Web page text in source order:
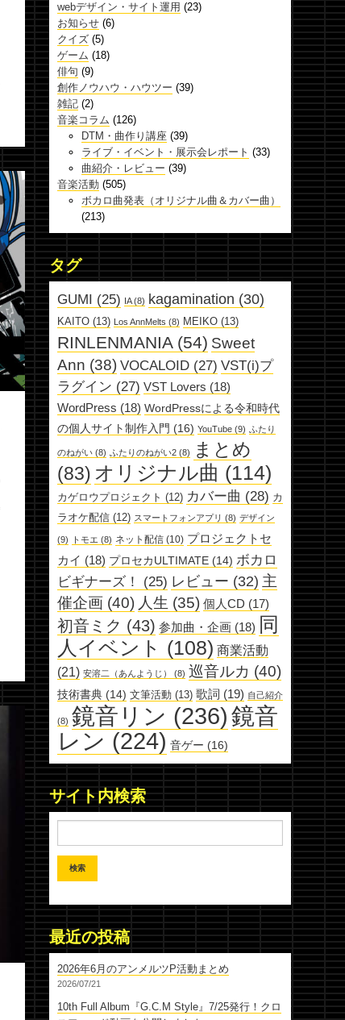
webデザイン・サイト運用 (23)
お知らせ (6)
クイズ (5)
ゲーム (18)
俳句 (9)
創作ノウハウ・ハウツー (39)
雑記 (2)
音楽コラム (126)
DTM・曲作り講座 (39)
ライブ・イベント・展示会レポート (33)
曲紹介・レビュー (39)
音楽活動 (505)
ボカロ曲発表（オリジナル曲＆カバー曲）
(213)
タグ
GUMI (25) IA(8) kagamination (30)
KAITO (13) Los AnnMelts (8) MEIKO (13)
RINLENMANIA(54) Sweet
Ann (38) VOCALOID (27) VST(i)プ
ラグイン (27) VST Lovers (18)
WordPress (18) WordPressによる令和時代
の個人サイト制作入門 (16) YouTube (9) ふたり
のねがい (8) ふたりのねがい2 (8)
まとめ
(83) オリジナル曲 (114)
カゲロウプロジェクト (12) カバー曲 (28) カ
ラオケ配信 (12) スマートフォンアプリ (8) デザイン
(9) トモエ (8) ネット配信 (10) プロジェクトセ
カイ (18) プロセカULTIMATE (14) ボカロ
ビギナーズ！
(25) レビュー (32) 主
催企画 (40) 人生 (35) 個人CD (17)
初音ミク (43) 参加曲・企画 (18) 同
人イベント (108) 商業活動
(21) 安溶二（あんようじ） (8) 巡音ルカ (40)
技術書典 (14) 文筆活動 (13) 歌詞 (19) 自己紹介
(8) 鏡音リン (236)鏡音
レン (224) 音ゲー (16)
サイト内検索
最近の投稿
2026年6月のアンメルツP活動まとめ
2026/07/21
10th Full Album『G.C.M Style』7/25発行！クロ